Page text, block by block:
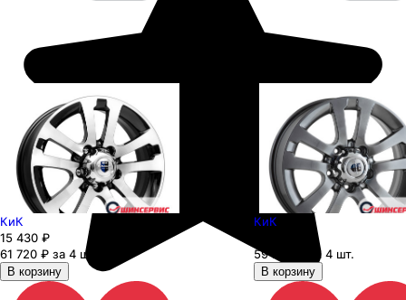
КиК
15 430 ₽
61 720 ₽ за 4 шт.
В корзину
КиК
59 200 ₽ за 4 шт.
В корзину